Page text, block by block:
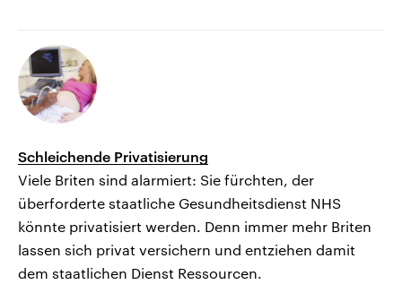
Schleichende Privatisierung
Viele Briten sind alarmiert: Sie fürchten, der
überforderte staatliche Gesundheitsdienst NHS
könnte privatisiert werden. Denn immer mehr Briten
lassen sich privat versichern und entziehen damit
dem staatlichen Dienst Ressourcen.